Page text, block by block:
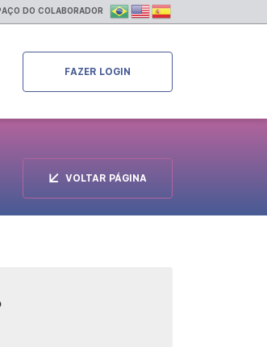
DO COLABORADOR
FAZER LOGIN
VOLTAR PÁGINA